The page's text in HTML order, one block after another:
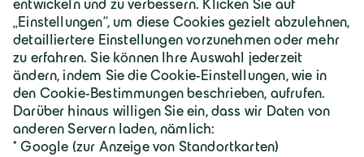
Über Geiger
Karriere